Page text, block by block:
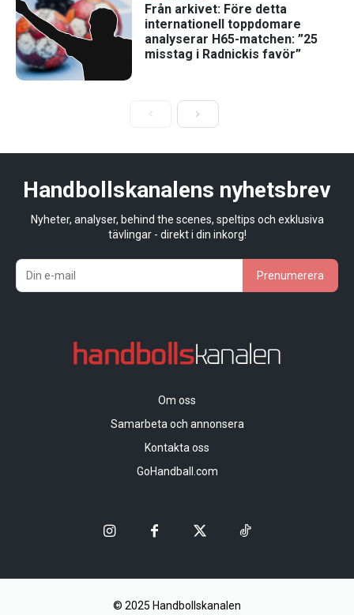
Från arkivet: Före detta
internationell toppdomare
analyserar H65-matchen: ”25
misstag i Radnickis favör”
Handbollskanalens nyhetsbrev
Nyheter, analyser, behind the scenes, speltips och exklusiva
tävlingar - direkt i din inkorg!
Prenumerera
Om oss
Samarbeta och annonsera
Kontakta oss
GoHandball.com
© 2025 Handbollskanalen